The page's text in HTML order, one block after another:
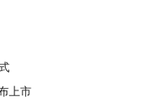
上市